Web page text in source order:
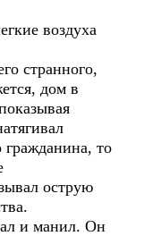
воздуха
странного,
дом в
то
острую
и манил. Он